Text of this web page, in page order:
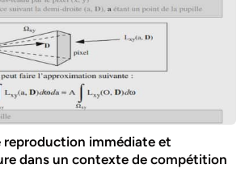
reproduction immédiate et
dans un contexte de compétition